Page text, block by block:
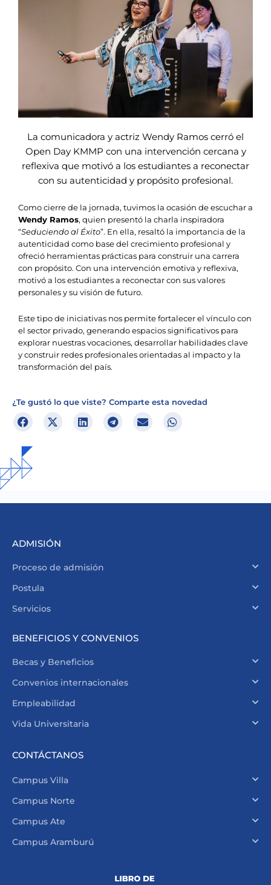
La comunicadora y actriz Wendy Ramos cerró el
Open Day KMMP con una intervención cercana y
reflexiva que motivó a los estudiantes a reconectar
con su autenticidad y propósito profesional.
Como cierre de la jornada, tuvimos la ocasión de escuchar a
Wendy Ramos, quien presentó la charla inspiradora
“Seduciendo al Éxito”. En ella, resaltó la importancia de la
autenticidad como base del crecimiento profesional y
ofreció herramientas prácticas para construir una carrera
con propósito. Con una intervención emotiva y reflexiva,
motivó a los estudiantes a reconectar con sus valores
personales y su visión de futuro.
Este tipo de iniciativas nos permite fortalecer el vínculo con
el sector privado, generando espacios significativos para
explorar nuestras vocaciones, desarrollar habilidades clave
y construir redes profesionales orientadas al impacto y la
transformación del país.
¿Te gustó lo que viste? Comparte esta novedad
ADMISIÓN
Proceso de admisión
Postula
Servicios
BENEFICIOS Y CONVENIOS
Becas y Beneficios
Convenios internacionales
Empleabilidad
Vida Universitaria
CONTÁCTANOS
Campus Villa
Campus Norte
Campus Ate
Campus Aramburú